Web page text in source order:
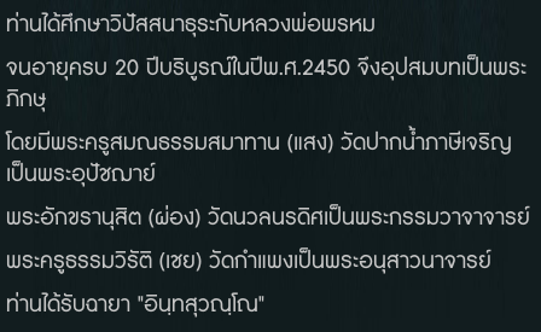
ท่านได้ศึกษาวิปัสสนาธุระกับหลวงพ่อพรหม
จนอายุครบ 20 ปีบริบูรณ์ในปีพ.ศ.2450 จึงอุปสมบทเป็นพระ
ภิกษุ
โดยมีพระครูสมณธรรมสมาทาน (แสง) วัดปากน้ำภาษีเจริญ
เป็นพระอุปัชฌาย์
พระอักขรานุสิต(ผ่อง) วัดนวลนรดิศเป็นพระกรรมวาจาจารย์
พระครูธรรมวิรัติ(เชย) วัดกำแพงเป็นพระอนุสาวนาจารย์
ท่านได้รับฉายา"อินฺทสุวณฺโณ"